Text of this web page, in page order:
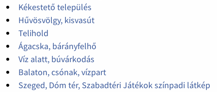
Kékestető település
Hűvösvölgy, kisvasút
Telihold
Ágacska, bárányfelhő
Víz alatt, búvárkodás
Balaton, csónak, vízpart
Szeged, Dóm tér, Szabadtéri Játékok színpadi látkép